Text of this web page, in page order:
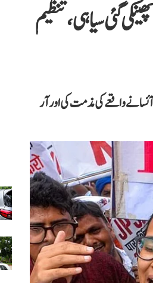
گئی سیاہی، تنظیم
آئسا نے واقعے کی مذمت کی اور آر